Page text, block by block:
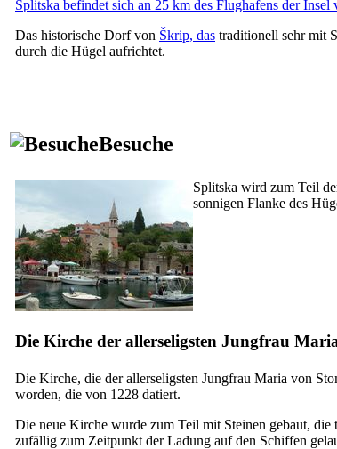
Splitska befindet sich an 25 km des Flughafens der
Das historische Dorf von Škrip, das traditionell sehr mit
durch die Hügel aufrichtet.
Besuche
Splitska wird zum Teil
sonnigen Flanke des
Die Kirche der allerseligsten Jungfrau
Die Kirche, die der allerseligsten Jungfrau Maria von
worden, die von 1228 datiert.
Die neue Kirche wurde zum Teil mit Steinen gebaut,
zufällig zum Zeitpunkt der Ladung auf den Schiffen